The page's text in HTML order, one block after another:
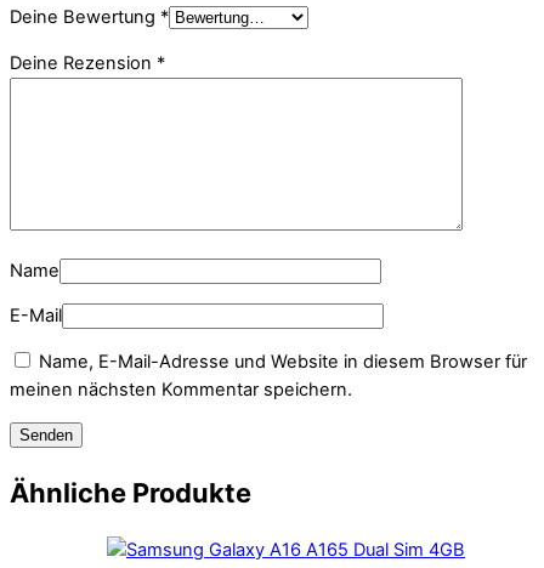
Deine Bewertung *
Deine Rezension *
Name
E-Mail
Name, E-Mail-Adresse und Website in diesem Browser für
meinen nächsten Kommentar speichern.
Ähnliche Produkte